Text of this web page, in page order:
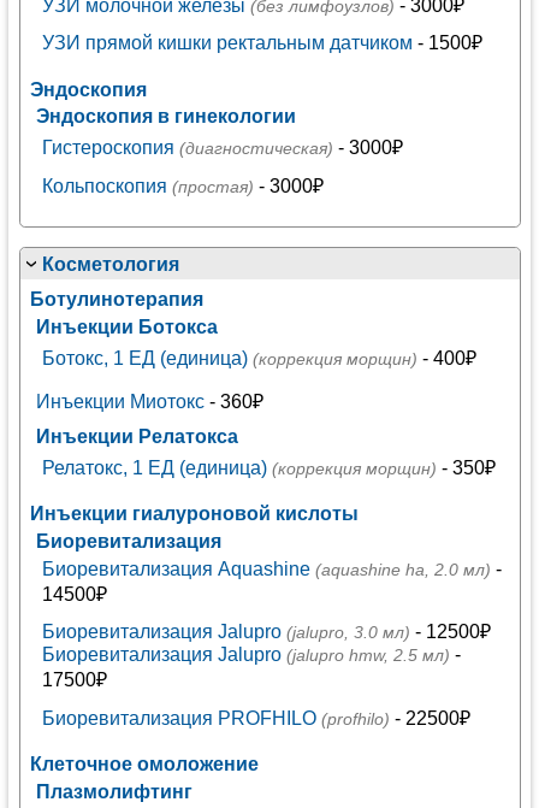
УЗИ молочной железы (без лимфоузлов) - 3000₽
УЗИ прямой кишки ректальным датчиком - 1500₽
Эндоскопия
Эндоскопия в гинекологии
Гистероскопия (диагностическая) - 3000₽
Кольпоскопия (простая) - 3000₽
Косметология
Ботулинотерапия
Инъекции Ботокса
Ботокс, 1 ЕД (единица) (коррекция морщин) - 400₽
Инъекции Миотокс - 360₽
Инъекции Релатокса
Релатокс, 1 ЕД (единица) (коррекция морщин) - 350₽
Инъекции гиалуроновой кислоты
Биоревитализация
Биоревитализация Aquashine (aquashine ha, 2.0 мл) -
14500₽
Биоревитализация Jalupro (jalupro, 3.0 мл) - 12500₽
Биоревитализация Jalupro (jalupro hmw, 2.5 мл) -
17500₽
Биоревитализация PROFHILO (profhilo) - 22500₽
Клеточное омоложение
Плазмолифтинг